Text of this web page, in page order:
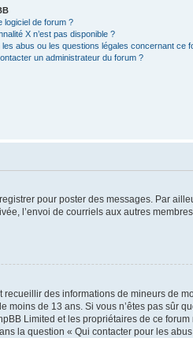
logiciel de forum ?
X n’est pas disponible ?
abus ou les questions légales concernant ce
un administrateur du forum ?
pour poster des messages. Par
l’envoi de courriels aux autres
des informations de mineurs de
de 13 ans. Si vous n’êtes pas sûr
Limited et les propriétaires de ce
la question « Qui contacter pour les